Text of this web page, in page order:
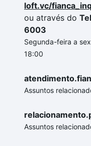
loft.vc/
ou através do
6003
Segunda-feira a
18:00
Assuntos
Assuntos